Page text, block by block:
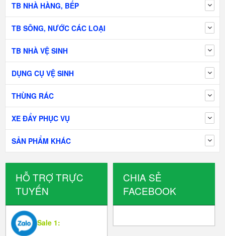
TB NHÀ HÀNG, BẾP
TB SÔNG, NƯỚC CÁC LOẠI
TB NHÀ VỆ SINH
DỤNG CỤ VỆ SINH
THÙNG RÁC
XE ĐẨY PHỤC VỤ
SẢN PHẨM KHÁC
HỖ TRỢ TRỰC
TUYẾN
Sale 1:
CHIA SẺ
FACEBOOK